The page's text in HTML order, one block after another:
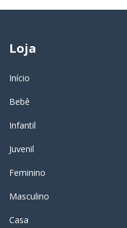
Loja
Início
Bebê
Infantil
Juvenil
Feminino
Masculino
Casa